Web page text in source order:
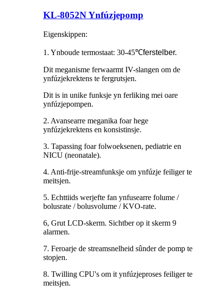
KL-8052N Ynfúzjepomp
Eigenskippen:
1. Ynboude termostaat: 30-45℃ferstelber.
Dit meganisme ferwaarmt IV-slangen om de
ynfúzjekrektens te fergrutsjen.
Dit is in unike funksje yn ferliking mei oare
ynfúzjepompen.
2. Avansearre meganika foar hege
ynfúzjekrektens en konsistinsje.
3. Tapassing foar folwoeksenen, pediatrie en
NICU (neonatale).
4. Anti-frije-streamfunksje om ynfúzje feiliger te
meitsjen.
5. Echttiids werjefte fan ynfusearre folume /
bolusrate / bolusvolume / KVO-rate.
6, Grut LCD-skerm. Sichtber op it skerm 9
alarmen.
7. Feroarje de streamsnelheid sûnder de pomp te
stopjen.
8. Twilling CPU's om it ynfúzjeproses feiliger te
meitsjen.